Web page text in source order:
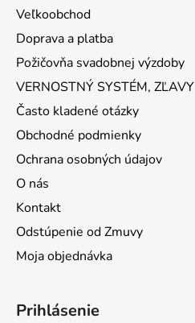
Veľkoobchod
Doprava a platba
Požičovňa svadobnej výzdoby
VERNOSTNÝ SYSTÉM, ZĽAVY
Často kladené otázky
Obchodné podmienky
Ochrana osobných údajov
O nás
Kontakt
Odstúpenie od Zmuvy
Moja objednávka
Prihlásenie